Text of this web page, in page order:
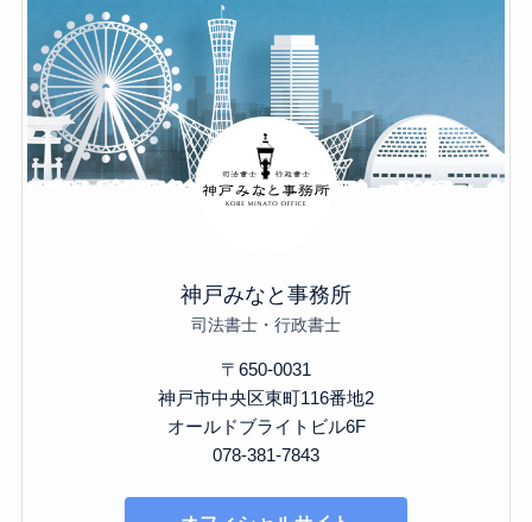
神戸みなと事務所
司法書士・行政書士
〒650-0031
神戸市中央区東町116番地2
オールドブライトビル6F
078-381-7843